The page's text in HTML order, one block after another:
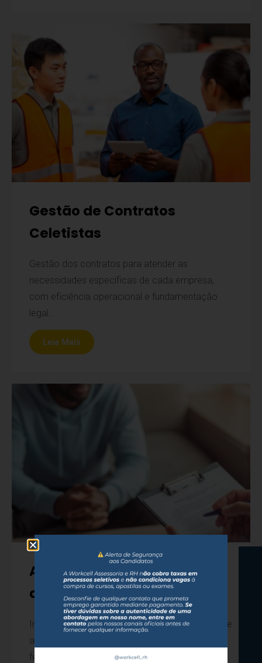
Gestão de Contratos
Celetistas
Gestão dos contratos para atender as
necessidades específicas de cada empresa,
com eficiência operacional e fundamentação
legal…
Leia Mais
Avaliação Psicológica & de
desempenho
Imprescindíveis nas boas práticas corporativas e
amplamente utilizadas, as avaliações são
ferramentas essenciais para apoiar decisões